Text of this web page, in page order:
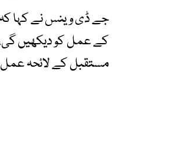
جے ڈی وینس نے کہا کہ
کے عمل کو دیکھیں گی،
مستقبل کے لائحہ عمل